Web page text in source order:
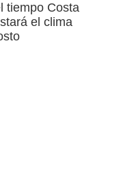
tiempo Costa
el clima